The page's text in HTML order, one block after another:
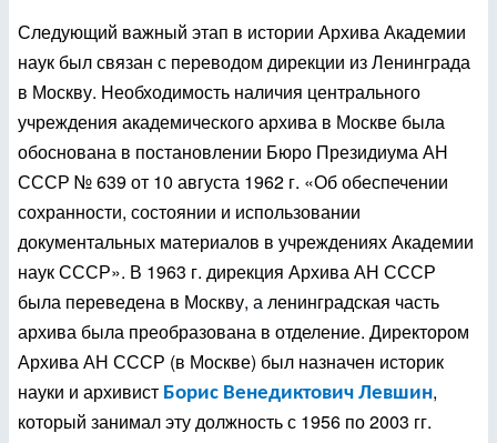
Следующий важный этап в истории Архива Академии
наук был связан с переводом дирекции из Ленинграда
в Москву. Необходимость наличия центрального
учреждения академического архива в Москве была
обоснована в постановлении Бюро Президиума АН
СССР № 639 от 10 августа 1962 г. «Об обеспечении
сохранности, состоянии и использовании
документальных материалов в учреждениях Академии
наук СССР». В 1963 г. дирекция Архива АН СССР
была переведена в Москву, аленинградская часть
архива была преобразована в отделение. Директором
Архива АН СССР (в Москве) был назначен историк
науки и архивист Борис Венедиктович Левшин,
который занимал эту должность с 1956 по 2003 гг.